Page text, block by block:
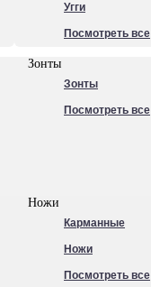
Угги
Посмотреть все
Зонты
Зонты
Посмотреть все
Ножи
Карманные
Ножи
Посмотреть все